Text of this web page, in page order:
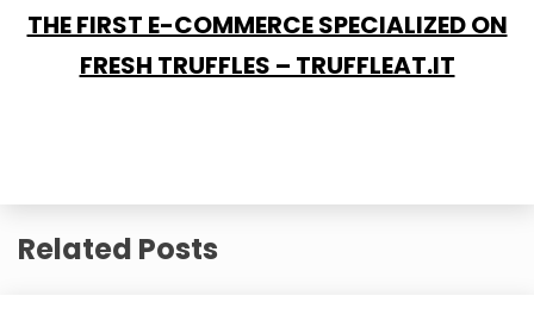
THE FIRST E-COMMERCE SPECIALIZED ON
FRESH TRUFFLES – TRUFFLEAT.IT
Related Posts